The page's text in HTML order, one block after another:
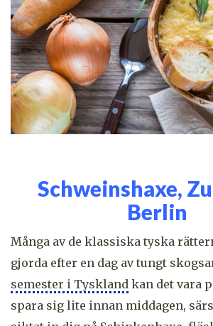
Schweinshaxe,
Berlin
Många av de klassiska tyska
gjorda efter en dag av tungt
semester i Tyskland kan det vara
spara sig lite innan middagen,